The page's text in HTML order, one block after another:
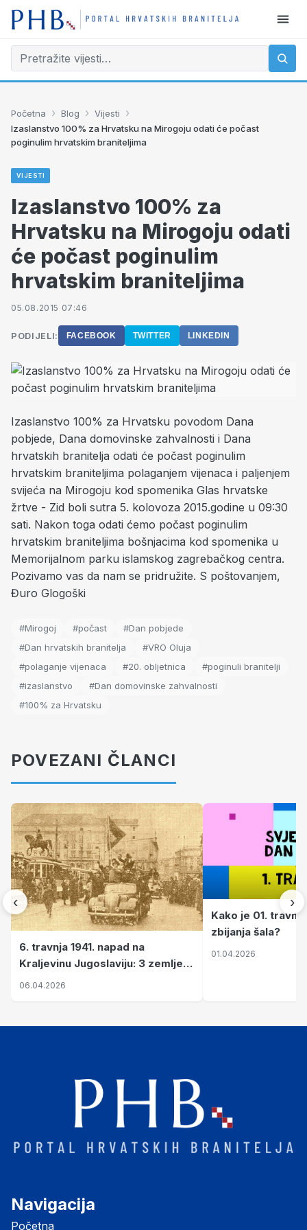
Početna › Blog › Vijesti ›
Izaslanstvo 100% za Hrvatsku na Mirogoju odati će počast
poginulim hrvatskim braniteljima
VIJESTI
Izaslanstvo 100% za
Hrvatsku na Mirogoju odati
će počast poginulim
hrvatskim braniteljima
05.08.2015 07:46
PODIJELI: FACEBOOK TWITTER LINKEDIN
Izaslanstvo 100% za Hrvatsku povodom Dana
pobjede, Dana domovinske zahvalnosti i Dana
hrvatskih branitelja odati će počast poginulim
hrvatskim braniteljima polaganjem vijenaca i paljenjem
svijeća na Mirogoju kod spomenika Glas hrvatske
žrtve - Zid boli sutra 5. kolovoza 2015.godine u 09:30
sati. Nakon toga odati ćemo počast poginulim
hrvatskim braniteljima bošnjacima kod spomenika u
Memorijalnom parku islamskog zagrebačkog centra.
Pozivamo vas da nam se pridružite. S poštovanjem,
Đuro Glogoški
#Mirogoj #počast
#Dan pobjede
#Dan hrvatskih branitelja
#VRO Oluja
#polaganje vijenaca
#20. obljetnica
#poginuli branitelji
#izaslanstvo
#Dan domovinske zahvalnosti
#100% za Hrvatsku
POVEZANI ČLANCI
‹
6. travnja 1941. napad na
Kraljevinu Jugoslaviju: 3 zemlje
nastale njenim raspadom
06.04.2026
Kako je 01.
zbijanja šala?
01.04.2026
›
Navigacija
Početna